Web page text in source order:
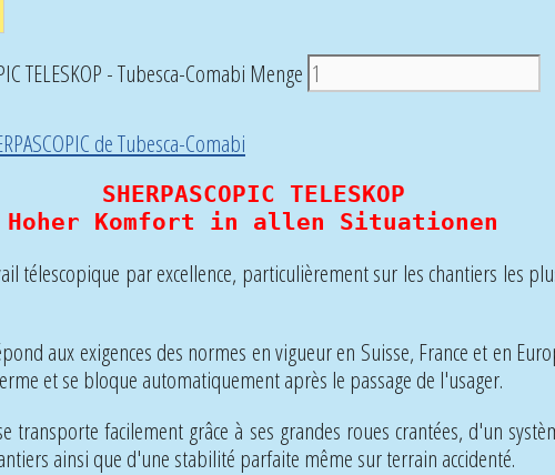
TELESKOP - Tubesca-Comabi Menge
SHERPASCOPIC TELESKOP
Hoher Komfort in allen Situationen
télescopique par excellence, particulièrement sur les chantiers les
aux exigences des normes en vigueur en Suisse, France et en
et se bloque automatiquement après le passage de l'usager.
transporte facilement grâce à ses grandes roues crantées, d'un
ainsi que d'une stabilité parfaite même sur terrain accidenté.